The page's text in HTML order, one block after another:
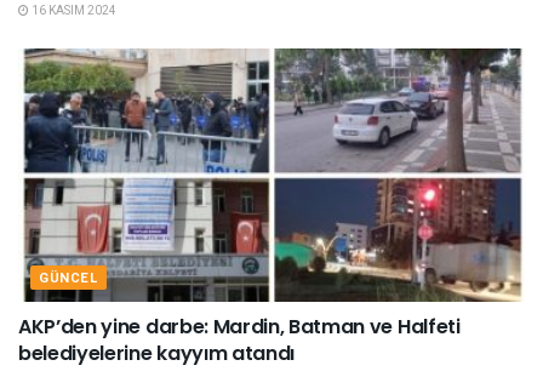
16 KASIM 2024
GÜNCEL
AKP’den yine darbe: Mardin, Batman ve Halfeti
belediyelerine kayyım atandı